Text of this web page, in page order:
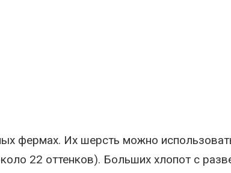
фермах. Их шерсть можно
22 оттенков). Больших хлопот с